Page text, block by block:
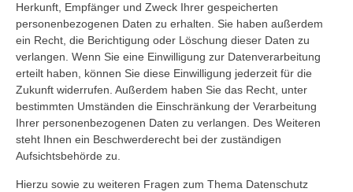
Herkunft, Empfänger und Zweck Ihrer gespeicherten
personenbezogenen Daten zu erhalten. Sie haben außerdem
ein Recht, die Berichtigung oder Löschung dieser Daten zu
verlangen. Wenn Sie eine Einwilligung zur Datenverarbeitung
erteilt haben, können Sie diese Einwilligung jederzeit für die
Zukunft widerrufen. Außerdem haben Sie das Recht, unter
bestimmten Umständen die Einschränkung der Verarbeitung
Ihrer personenbezogenen Daten zu verlangen. Des Weiteren
steht Ihnen ein Beschwerderecht bei der zuständigen
Aufsichtsbehörde zu.
Hierzu sowie zu weiteren Fragen zum Thema Datenschutz